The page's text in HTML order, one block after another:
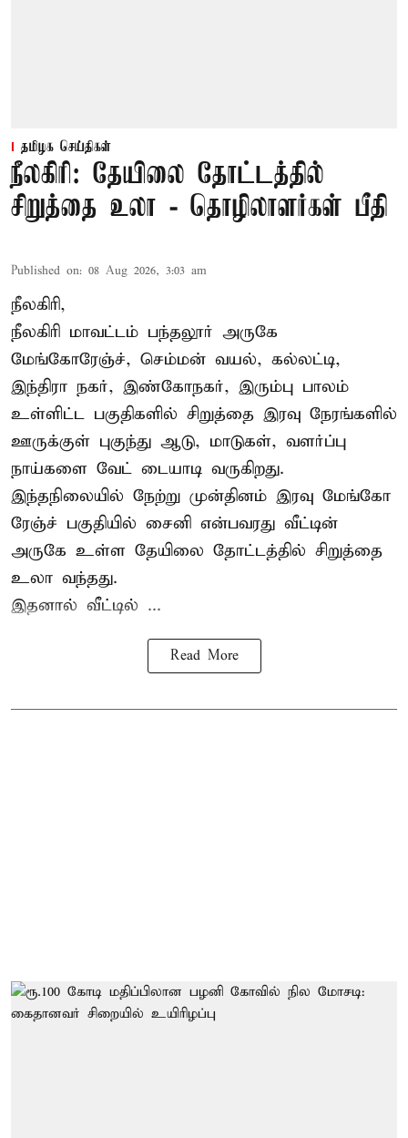
தமிழக செய்திகள்
நீலகிரி: தேயிலை தோட்டத்தில்
சிறுத்தை உலா - தொழிலாளர்கள் பீதி
Published on: 08 Aug 2026, 3:03 am
நீலகிரி,
நீலகிரி மாவட்டம் பந்தலூர் அருகே
மேங்கோரேஞ்ச், செம்மன் வயல், கல்லட்டி,
இந்திரா நகர், இண்கோநகர், இரும்பு பாலம்
உள்ளிட்ட பகுதிகளில் சிறுத்தை இரவு நேரங்களில்
ஊருக்குள் புகுந்து ஆடு, மாடுகள், வளர்ப்பு
நாய்களை வேட் டையாடி வருகிறது.
இந்தநிலையில் நேற்று முன்தினம் இரவு மேங்கோ
ரேஞ்ச் பகுதியில் சைனி என்பவரது வீட்டின்
அருகே உள்ள தேயிலை தோட்டத்தில் சிறுத்தை
உலா வந்தது.
இதனால் வீட்டில் ...
Read More